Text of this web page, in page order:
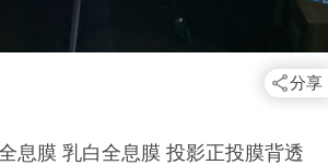
分享
息膜 乳白全息膜 投影正投膜背透